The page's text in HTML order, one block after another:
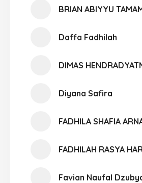
BRIAN ABIYYU
Daffa Fadhilah
DIMAS
Diyana Safira
FADHILA SHAFIA
FADHILAH RASYA
Favian Naufal